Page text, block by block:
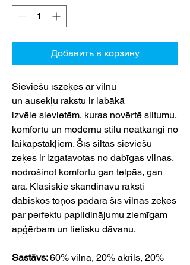
Добавить в корзину
Sieviešu īszeķes ar vilnu
un ausekļu rakstu ir labākā
izvēle sievietēm, kuras novērtē siltumu,
komfortu un modernu stilu neatkarīgi no
laikapstākļiem. Šīs siltās sieviešu
zeķes ir izgatavotas no dabīgas vilnas,
nodrošinot komfortu gan telpās, gan
ārā. Klasiskie skandināvu raksti
dabiskos toņos padara šīs vilnas zeķes
par perfektu papildinājumu ziemīgam
apģērbam un lielisku dāvanu.
Sastāvs:60% vilna, 20% akrils, 20%